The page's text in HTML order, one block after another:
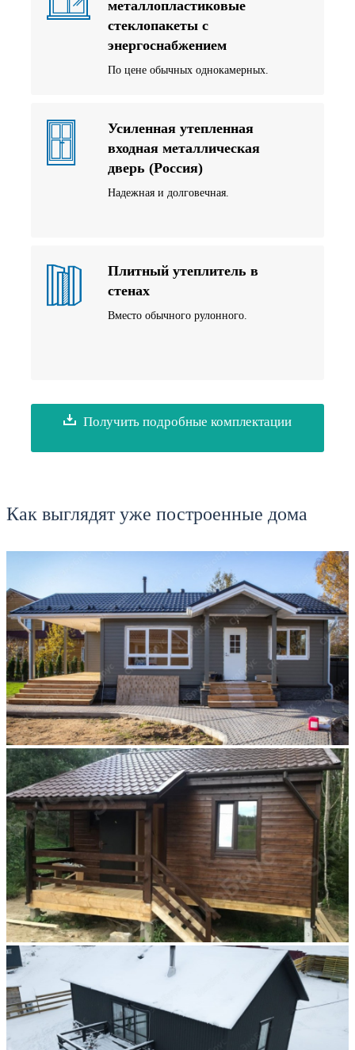
металлопластиковые
стеклопакеты с
энергоснабжением
По цене обычных однокамерных.
Усиленная утепленная
входная металлическая
дверь (Россия)
Надежная и долговечная.
Плитный утеплитель в
стенах
Вместо обычного рулонного.
Получить подробные комплектации
Как выглядят уже построенные дома